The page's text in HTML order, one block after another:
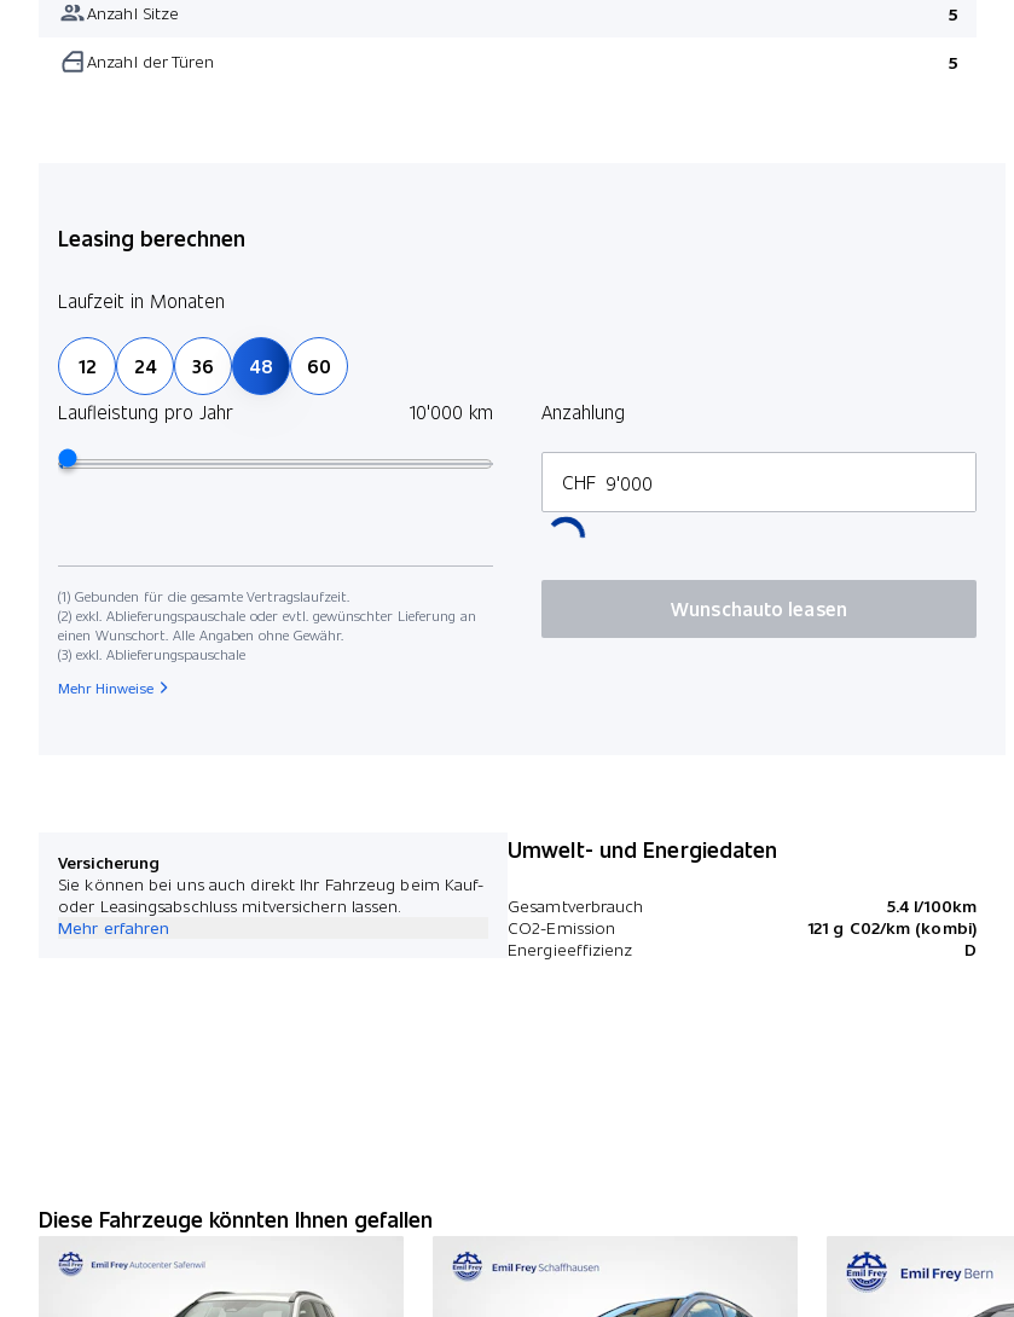
Anzahl Sitze 5
Anzahl der Türen 5
Leasing berechnen
Laufzeit in Monaten
12 24 36 48
60
Laufleistung pro Jahr
10'000 km Anzahlung
CHF
(1) Gebunden für die gesamte Vertragslaufzeit.
(2) exkl. Ablieferungspauschale oder evtl. gewünschter Lieferung an
einen Wunschort. Alle Angaben ohne Gewähr.
(3) exkl. Ablieferungspauschale
Wunschauto leasen
Mehr Hinweise
Versicherung
Sie können bei uns auch direkt Ihr Fahrzeug beim Kauf-
oder Leasingsabschluss mitversichern lassen.
Mehr erfahren
Umwelt- und Energiedaten
Gesamtverbrauch
5.4 l/100km
CO2-Emission
121 g C02/km (kombi)
Energieeffizienz
D
Diese Fahrzeuge könnten Ihnen gefallen